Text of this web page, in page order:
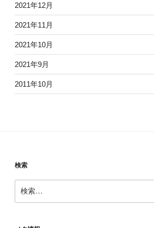
2021年12月
2021年11月
2021年10月
2021年9月
2011年10月
検索
索: